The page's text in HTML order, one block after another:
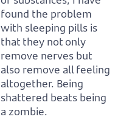
found the problem
with sleeping pills is
that they not only
remove nerves but
also remove all feeling
altogether. Being
shattered beats being
a zombie.